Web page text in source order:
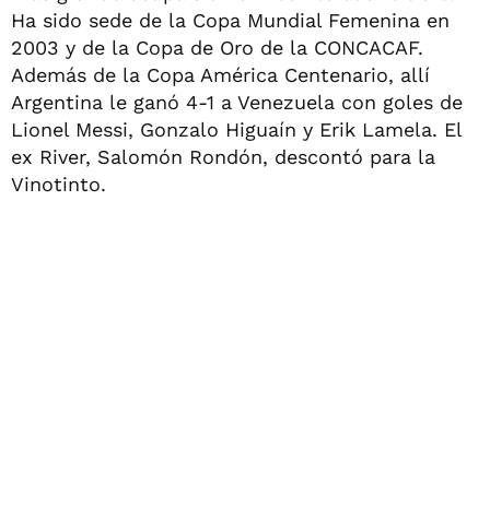
Ha sido sede de la Copa Mundial Femenina en
2003 y de la Copa de Oro de la CONCACAF.
Además de la Copa América Centenario, allí
Argentina le ganó 4-1 a Venezuela con goles de
Lionel Messi, Gonzalo Higuaín y Erik Lamela. El
ex River, Salomón Rondón, descontó para la
Vinotinto.